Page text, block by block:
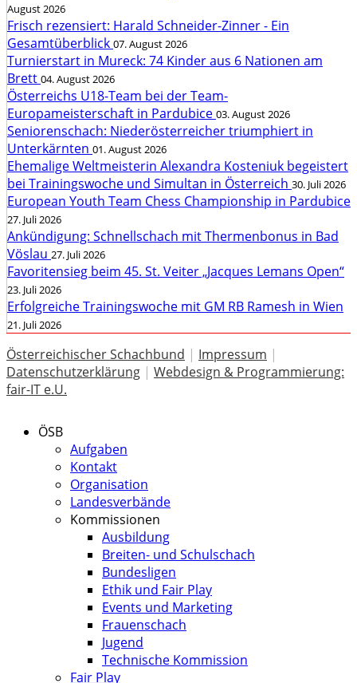
August 2026
Frisch rezensiert: Harald Schneider-Zinner - Ein
Gesamtüberblick 07. August 2026
Turnierstart in Mureck: 74 Kinder aus 6 Nationen am
Brett 04. August 2026
Österreichs U18-Team bei der Team-
Europameisterschaft in Pardubice 03. August 2026
Seniorenschach: Niederösterreicher triumphiert in
Unterkärnten 01. August 2026
Ehemalige Weltmeisterin Alexandra Kosteniuk begeistert
bei Trainingswoche und Simultan in Österreich 30. Juli 2026
European Youth Team Chess Championship in Pardubice
27. Juli 2026
Ankündigung: Schnellschach mit Thermenbonus in Bad
Vöslau 27. Juli 2026
Favoritensieg beim 45. St. Veiter „Jacques Lemans Open“
23. Juli 2026
Erfolgreiche Trainingswoche mit GM RB Ramesh in Wien
21. Juli 2026
Österreichischer Schachbund | Impressum |
Datenschutzerklärung | Webdesign & Programmierung:
fair-IT e.U.
ÖSB
Aufgaben
Kontakt
Organisation
Landesverbände
Kommissionen
Ausbildung
Breiten- und Schulschach
Bundesligen
Ethik und Fair Play
Events und Marketing
Frauenschach
Jugend
Technische Kommission
Fair Play